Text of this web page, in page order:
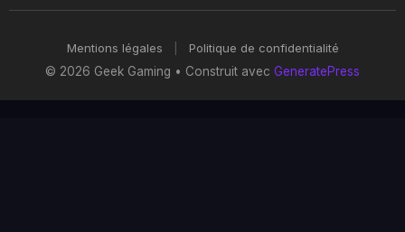
Mentions légales
Politique de confidentialité
© 2026 Geek Gaming • Construit avec GeneratePress